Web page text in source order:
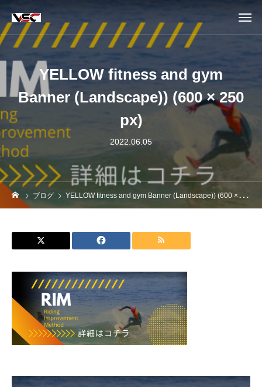
YELLOW fitness and gym
Banner (Landscape)) (600 × 250
px)
2022.06.05
ブログ YELLOW fitness and gym Banner (Landscape)) (600 × 250 px)